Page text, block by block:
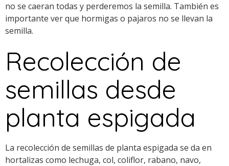
no se caeran todas y perderemos la semilla. También es
importante ver que hormigas o pajaros no se llevan la
semilla.
Recolección de
semillas desde
planta espigada
La recolección de semillas de planta espigada se da en
hortalizas como lechuga, col, coliflor, rabano, navo,